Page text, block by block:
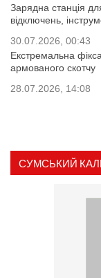
Зарядна станція
відключень,
30.07.2026, 00:43
Екстремальна
армованого скотчу
28.07.2026, 14:08
СУМСЬКИЙ